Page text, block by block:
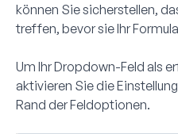
können Sie sicherstellen,
treffen, bevor sie Ihr
Um Ihr Dropdown-Feld als
aktivieren Sie die Einstellung
Rand der Feldoptionen.